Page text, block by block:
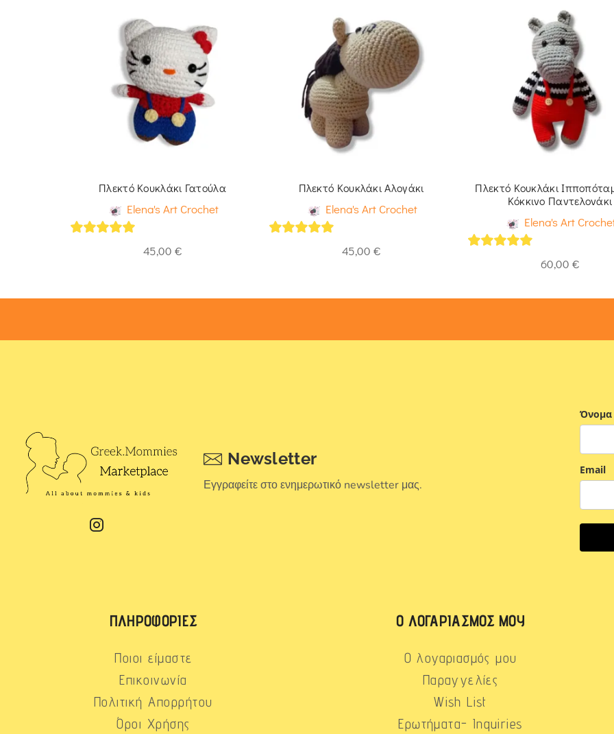
Πλεκτό Κουκλάκι Γατούλα
Elena's Art Crochet
45,00 €
Πλεκτό Κουκλάκι Αλογάκι
Elena's Art Crochet
45,00 €
Πλεκτό Κουκλάκι
Κόκκινο Παντελονάκι
Elena's Art
60,00 €
Newsletter
Εγγραφείτε στο ενημερωτικό newsletter μας.
Όνομα
Email
ΠΛΗΡΟΦΟΡΊΕΣ
Ποιοι είμαστε
Επικοινωνία
Πολιτική Απορρήτου
Όροι Χρήσης
Ο ΛΟΓΑΡΙΑΣΜΌΣ ΜΟΥ
Ο λογαριασμός μου
Παραγγελίες
Wish List
Ερωτήματα- Inquiries